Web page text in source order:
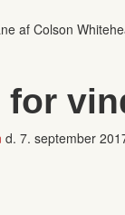
af Colson
d. 7. september